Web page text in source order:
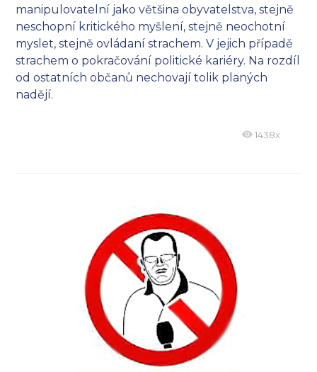
manipulovatelní jako většina obyvatelstva, stejně
neschopní kritického myšlení, stejně neochotní
myslet, stejně ovládaní strachem. V jejich případě
strachem o pokračování politické kariéry. Na rozdíl
od ostatních občanů nechovají tolik planých
nadějí.
1438x